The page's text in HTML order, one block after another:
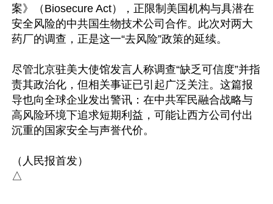
案》（Biosecure Act），正限制美国机构与具潜在
安全风险的中共国生物技术公司合作。此次对两大
药厂的调查，正是这一“去风险”政策的延续。
尽管北京驻美大使馆发言人称调查“缺乏可信度”并指
责其政治化，但相关事证已引起广泛关注。这篇报
导也向全球企业发出警讯：在中共军民融合战略与
高风险环境下追求短期利益，可能让西方公司付出
沉重的国家安全与声誉代价。
（人民报首发）